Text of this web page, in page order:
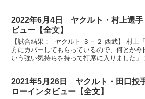
2022年6月4日 ヤクルト・村上選
ビュー【全文】
【試合結果： ヤクルト ３－２ 西武】 村上
方にカバーしてもらっているので、何とか今
いう強い気持ちを持って打席に入りました」
2021年5月26日 ヤクルト・田口
ローインタビュー【全文】